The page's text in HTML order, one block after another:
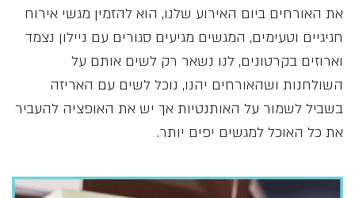
את האורחים ביום האירוע שלנו, הוא להזמין מגשי אירוח
חגיגיים וטעימים, המגשים מגיעים סגורים עם ניילון נצמד
וארוזים בקרטונים, לנו נשאר רק לשים אותם על
השולחנות ושהאורחים יהנו, נוכל לשים עם האריזה
בשביל לשמור על האותנטיות אך יש את האופציה להעביר
את כל האוכל למגשים יפים יותר.